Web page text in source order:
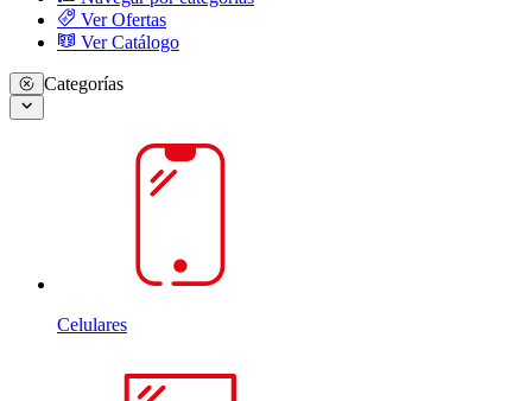
Ver Ofertas
Ver Catálogo
Categorías
Celulares